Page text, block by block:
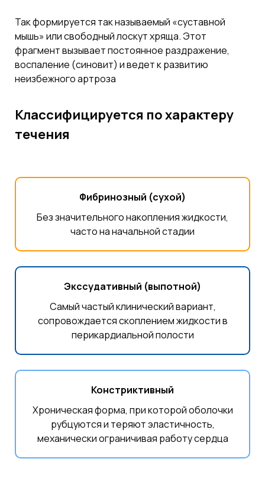
Так формируется так называемый «суставной
мышь» или свободный лоскут хряща. Этот
фрагмент вызывает постоянное раздражение,
воспаление (синовит) и ведет к развитию
неизбежного артроза
Классифицируется по характеру
течения
Фибринозный (сухой)
Без значительного накопления жидкости,
часто на начальной стадии
Экссудативный (выпотной)
Самый частый клинический вариант,
сопровождается скоплением жидкости в
перикардиальной полости
Констриктивный
Хроническая форма, при которой оболочки
рубцуются и теряют эластичность,
механически ограничивая работу сердца